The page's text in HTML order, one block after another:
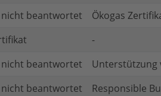
nicht beantwortet
Ökogas
-
nicht beantwortet
Unterstützung
nicht beantwortet
Responsible